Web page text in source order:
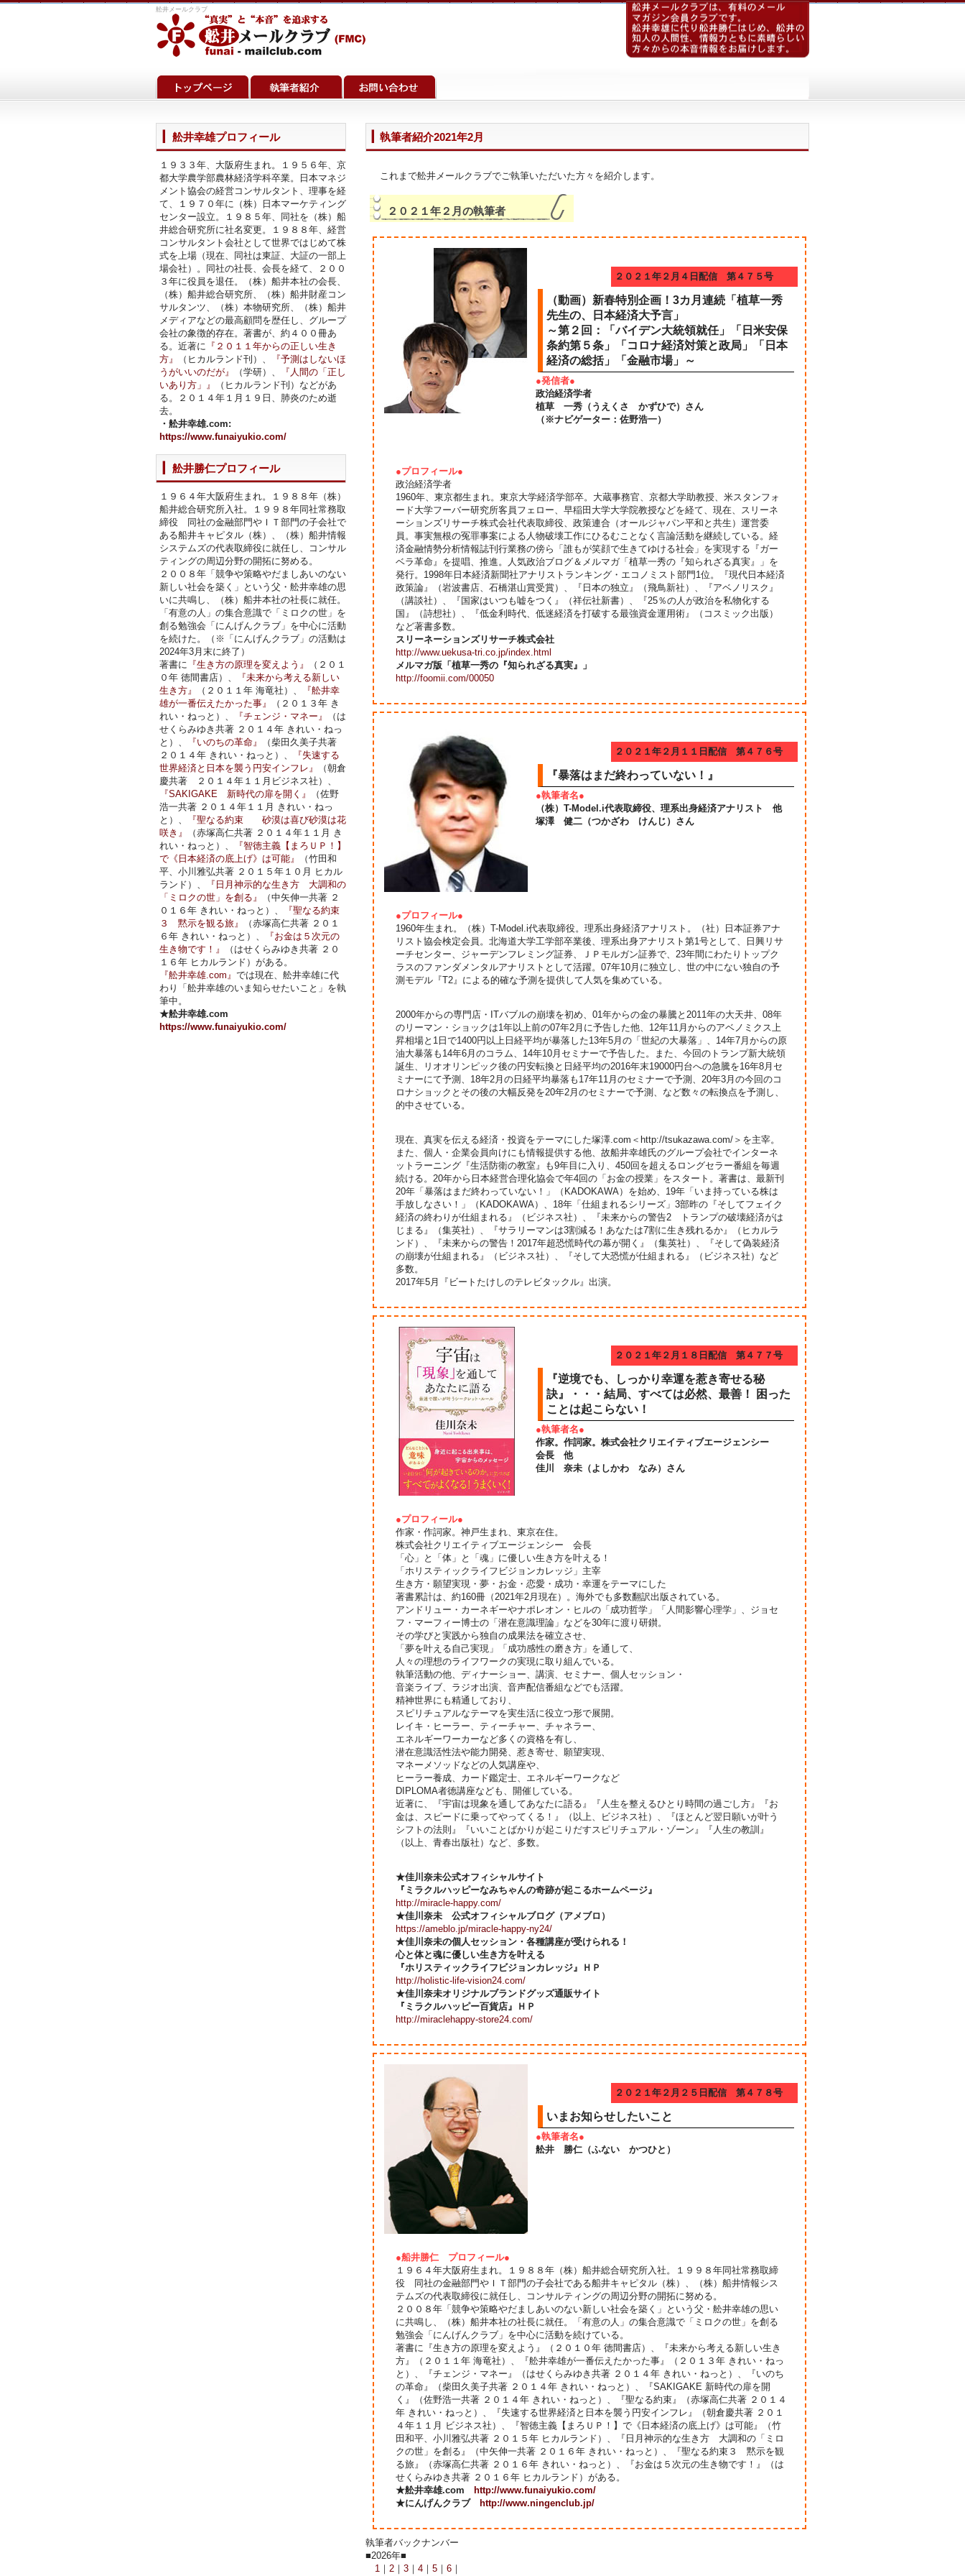
舩井メールクラブ
執筆者紹介2021年2月
これまで舩井メールクラブでご執筆いただいた方々を紹介します。
２０２１年２月の執筆者
２０２１年２月４日配信 第４７５号
（動画）新春特別企画！3カ月連続「植草一秀
先生の、日本経済大予言」
～第２回：「バイデン大統領就任」「日米安保
条約第５条」「コロナ経済対策と政局」「日本
経済の総括」「金融市場」～
●発信者●
政治経済学者
植草 一秀（うえくさ かずひで）さん
（※ナビゲーター：佐野浩一）
●プロフィール●
政治経済学者
1960年、東京都生まれ。東京大学経済学部卒。大蔵事務官、京都大学助教授、米スタンフォ
ード大学フーバー研究所客員フェロー、早稲田大学大学院教授などを経て、現在、スリーネ
ーションズリサーチ株式会社代表取締役、政策連合（オールジャパン平和と共生）運営委
員。事実無根の冤罪事案による人物破壊工作にひるむことなく言論活動を継続している。経
済金融情勢分析情報誌刊行業務の傍ら「誰もが笑顔で生きてゆける社会」を実現する『ガー
ベラ革命』を提唱、推進。人気政治ブログ＆メルマガ「植草一秀の『知られざる真実』」を
発行。1998年日本経済新聞社アナリストランキング・エコノミスト部門1位。『現代日本経済
政策論』（岩波書店、石橋湛山賞受賞）、『日本の独立』（飛鳥新社）、『アベノリスク』
（講談社）、『国家はいつも嘘をつく』（祥伝社新書）、『25％の人が政治を私物化する
国』（詩想社）、『低金利時代、低迷経済を打破する最強資金運用術』（コスミック出版）
など著書多数。
スリーネーションズリサーチ株式会社
http://www.uekusa-tri.co.jp/index.html
メルマガ版「植草一秀の『知られざる真実』」
http://foomii.com/00050
２０２１年２月１１日配信 第４７６号
『暴落はまだ終わっていない！』
●執筆者名●
（株）T-Model.i代表取締役、理系出身経済アナリスト 他
塚澤 健二（つかざわ けんじ）さん
●プロフィール●
1960年生まれ。（株）T-Model.i代表取締役。理系出身経済アナリスト。（社）日本証券アナ
リスト協会検定会員。北海道大学工学部卒業後、理系出身アナリスト第1号として、日興リサ
ーチセンター、ジャーデンフレミング証券、ＪＰモルガン証券で、23年間にわたりトップク
ラスのファンダメンタルアナリストとして活躍。07年10月に独立し、世の中にない独自の予
測モデル『T2』による的確な予測を提供して人気を集めている。
2000年からの専門店・ITバブルの崩壊を初め、01年からの金の暴騰と2011年の大天井、08年
のリーマン・ショックは1年以上前の07年2月に予告した他、12年11月からのアベノミクス上
昇相場と1日で1400円以上日経平均が暴落した13年5月の「世紀の大暴落」、14年7月からの原
油大暴落も14年6月のコラム、14年10月セミナーで予告した。また、今回のトランプ新大統領
誕生、リオオリンピック後の円安転換と日経平均の2016年末19000円台への急騰を16年8月セ
ミナーにて予測、18年2月の日経平均暴落も17年11月のセミナーで予測、20年3月の今回のコ
ロナショックとその後の大幅反発を20年2月のセミナーで予測、など数々の転換点を予測し、
的中させている。
現在、真実を伝える経済・投資をテーマにした塚澤.com＜http://tsukazawa.com/＞を主宰。
また、個人・企業会員向けにも情報提供する他、故船井幸雄氏のグループ会社でインターネ
ットラーニング『生活防衛の教室』も9年目に入り、450回を超えるロングセラー番組を毎週
続ける。20年から日本経営合理化協会で年4回の「お金の授業」をスタート。著書は、最新刊
20年「暴落はまだ終わっていない！」（KADOKAWA）を始め、19年「いま持っている株は
手放しなさい！」（KADOKAWA）、18年「仕組まれるシリーズ」3部昨の『そしてフェイク
経済の終わりが仕組まれる』（ビジネス社）、『未来からの警告2 トランプの破壊経済がは
じまる』（集英社）、『サラリーマンは3割減る！あなたは7割に生き残れるか』（ヒカルラ
ンド）、『未来からの警告！2017年超恐慌時代の幕が開く』（集英社）、『そして偽装経済
の崩壊が仕組まれる』（ビジネス社）、『そして大恐慌が仕組まれる』（ビジネス社）など
多数。
2017年5月『ビートたけしのテレビタックル』出演。
２０２１年２月１８日配信 第４７７号
『逆境でも、しっかり幸運を惹き寄せる秘
訣』・・・結局、すべては必然、最善！ 困った
ことは起こらない！
●執筆者名●
作家。作詞家。株式会社クリエイティブエージェンシー
会長 他
佳川 奈未（よしかわ なみ）さん
●プロフィール●
作家・作詞家。神戸生まれ、東京在住。
株式会社クリエイティブエージェンシー 会長
「心」と「体」と「魂」に優しい生き方を叶える！
「ホリスティックライフビジョンカレッジ」主宰
生き方・願望実現・夢・お金・恋愛・成功・幸運をテーマにした
著書累計は、約160冊（2021年2月現在）。海外でも多数翻訳出版されている。
アンドリュー・カーネギーやナポレオン・ヒルの「成功哲学」「人間影響心理学」、ジョセ
フ・マーフィー博士の「潜在意識理論」などを30年に渡り研鑚。
その学びと実践から独自の成果法を確立させ、
「夢を叶える自己実現」「成功感性の磨き方」を通して、
人々の理想のライフワークの実現に取り組んでいる。
執筆活動の他、ディナーショー、講演、セミナー、個人セッション・
音楽ライブ、ラジオ出演、音声配信番組などでも活躍。
精神世界にも精通しており、
スピリチュアルなテーマを実生活に役立つ形で展開。
レイキ・ヒーラー、ティーチャー、チャネラー、
エネルギーワーカーなど多くの資格を有し、
潜在意識活性法や能力開発、惹き寄せ、願望実現、
マネーメソッドなどの人気講座や、
ヒーラー養成、カード鑑定士、エネルギーワークなど
DIPLOMA者徳講座なども、開催している。
近著に、『宇宙は現象を通してあなたに語る』『人生を整えるひとり時間の過ごし方』『お
金は、スピードに乗ってやってくる！』（以上、ビジネス社）、『ほとんど翌日願いが叶う
シフトの法則』『いいことばかりが起こりだすスピリチュアル・ゾーン』『人生の教訓』
（以上、青春出版社）など、多数。
★佳川奈未公式オフィシャルサイト
『ミラクルハッピーなみちゃんの奇跡が起こるホームページ』
http://miracle-happy.com/
★佳川奈未 公式オフィシャルブログ（アメブロ）
https://ameblo.jp/miracle-happy-ny24/
★佳川奈未の個人セッション・各種講座が受けられる！
心と体と魂に優しい生き方を叶える
『ホリスティックライフビジョンカレッジ』ＨＰ
http://holistic-life-vision24.com/
★佳川奈未オリジナルブランドグッズ通販サイト
『ミラクルハッピー百貨店』ＨＰ
http://miraclehappy-store24.com/
２０２１年２月２５日配信 第４７８号
いまお知らせしたいこと
●執筆者名●
舩井 勝仁（ふない かつひと）
●船井勝仁 プロフィール●
１９６４年大阪府生まれ。１９８８年（株）船井総合研究所入社。１９９８年同社常務取締
役 同社の金融部門やＩＴ部門の子会社である船井キャピタル（株）、（株）船井情報シス
テムズの代表取締役に就任し、コンサルティングの周辺分野の開拓に努める。
２００８年「競争や策略やだましあいのない新しい社会を築く」という父・舩井幸雄の思い
に共鳴し、（株）船井本社の社長に就任。「有意の人」の集合意識で「ミロクの世」を創る
勉強会「にんげんクラブ」を中心に活動を続けている。
著書に『生き方の原理を変えよう』（２０１０年 徳間書店）、『未来から考える新しい生き
方』（２０１１年 海竜社）、『舩井幸雄が一番伝えたかった事』（２０１３年 きれい・ねっ
と）、『チェンジ・マネー』（はせくらみゆき共著 ２０１４年 きれい・ねっと）、『いのち
の革命』（柴田久美子共著 ２０１４年 きれい・ねっと）、『SAKIGAKE 新時代の扉を開
く』（佐野浩一共著 ２０１４年 きれい・ねっと）、『聖なる約束』（赤塚高仁共著 ２０１４
年 きれい・ねっと）、『失速する世界経済と日本を襲う円安インフレ』（朝倉慶共著 ２０１
４年１１月 ビジネス社）、『智徳主義【まろＵＰ！】で《日本経済の底上げ》は可能』（竹
田和平、小川雅弘共著 ２０１５年 ヒカルランド）、『日月神示的な生き方 大調和の「ミロ
クの世」を創る』（中矢伸一共著 ２０１６年 きれい・ねっと）、『聖なる約束３ 黙示を観
る旅』（赤塚高仁共著 ２０１６年 きれい・ねっと）、『お金は５次元の生き物です！』（は
せくらみゆき共著 ２０１６年 ヒカルランド）がある。
★舩井幸雄.com
http://www.funaiyukio.com/
★にんげんクラブ
http://www.ningenclub.jp/
執筆者バックナンバー
■2026年■
1 ｜ 2 ｜ 3 ｜ 4 ｜ 5 ｜ 6 ｜
舩井幸雄プロフィール
１９３３年、大阪府生まれ。１９５６年、京
都大学農学部農林経済学科卒業。日本マネジ
メント協会の経営コンサルタント、理事を経
て、１９７０年に（株）日本マーケティング
センター設立。１９８５年、同社を（株）船
井総合研究所に社名変更。１９８８年、経営
コンサルタント会社として世界ではじめて株
式を上場（現在、同社は東証、大証の一部上
場会社）。同社の社長、会長を経て、２００
３年に役員を退任。（株）船井本社の会長、
（株）船井総合研究所、（株）船井財産コン
サルタンツ、（株）本物研究所、（株）船井
メディアなどの最高顧問を歴任し、グループ
会社の象徴的存在。著書が、約４００冊あ
る。近著に 『２０１１年からの正しい生き
方』
（ヒカルランド刊）、
『予測はしないほ
うがいいのだが』
（学研）、
『人間の「正し
いあり方」』
（ヒカルランド刊）などがあ
る。２０１４年１月１９日、肺炎のため逝
去。
・舩井幸雄.com:
https://www.funaiyukio.com/
舩井勝仁プロフィール
１９６４年大阪府生まれ。１９８８年（株）
船井総合研究所入社。１９９８年同社常務取
締役 同社の金融部門やＩＴ部門の子会社で
ある船井キャピタル（株）、（株）船井情報
システムズの代表取締役に就任し、コンサル
ティングの周辺分野の開拓に努める。
２００８年「競争や策略やだましあいのない
新しい社会を築く」という父・舩井幸雄の思
いに共鳴し、（株）船井本社の社長に就任。
「有意の人」の集合意識で「ミロクの世」を
創る勉強会「にんげんクラブ」を中心に活動
を続けた。（※「にんげんクラブ」の活動は
2024年3月末に終了）
著書に 『生き方の原理を変えよう』
（２０１
０年 徳間書店）、
『未来から考える新しい
生き方』
（２０１１年 海竜社）、
『舩井幸
雄が一番伝えたかった事』
（２０１３年 き
れい・ねっと）、
『チェンジ・マネー』
（は
せくらみゆき共著 ２０１４年 きれい・ねっ
と）、
『いのちの革命』
（柴田久美子共著
２０１４年 きれい・ねっと）、
『失速する
世界経済と日本を襲う円安インフレ』
（朝倉
慶共著 ２０１４年１１月ビジネス社）、
『SAKIGAKE 新時代の扉を開く』
（佐野
浩一共著 ２０１４年１１月 きれい・ねっ
と）、
『聖なる約束 砂漠は喜び砂漠は花
咲き』
（赤塚高仁共著 ２０１４年１１月 き
れい・ねっと）、
『智徳主義【まろＵＰ！】
で《日本経済の底上げ》は可能』
（竹田和
平、小川雅弘共著 ２０１５年１０月 ヒカル
ランド）、
『日月神示的な生き方 大調和の
「ミロクの世」を創る』
（中矢伸一共著 ２
０１６年 きれい・ねっと）、
『聖なる約束
３ 黙示を観る旅』
（赤塚高仁共著 ２０１
６年 きれい・ねっと）、
『お金は５次元の
生き物です！』
（はせくらみゆき共著 ２０
１６年 ヒカルランド）がある。
『舩井幸雄.com』 では現在、舩井幸雄に代
わり「舩井幸雄のいま知らせたいこと」を執
筆中。
★舩井幸雄.com
https://www.funaiyukio.com/